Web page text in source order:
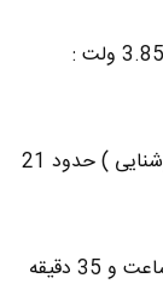
■ باتری داخلی لیتیوم یون 2550 میلی آمپری ، 3.85 ولت :
■ در حالت بیکاری ( بدون وای فای و کمترین روشنایی ) حدود 21